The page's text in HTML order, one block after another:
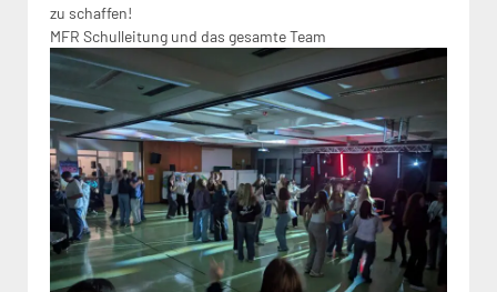
zu schaffen!
MFR Schulleitung und das gesamte Team